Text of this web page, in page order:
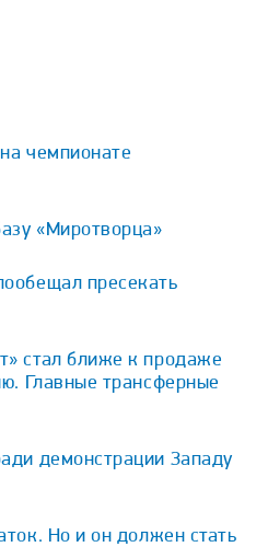
чемпионате
«Миротворца»
пресекать
стал ближе к продаже
Главные трансферные
демонстрации Западу
Но и он должен стать